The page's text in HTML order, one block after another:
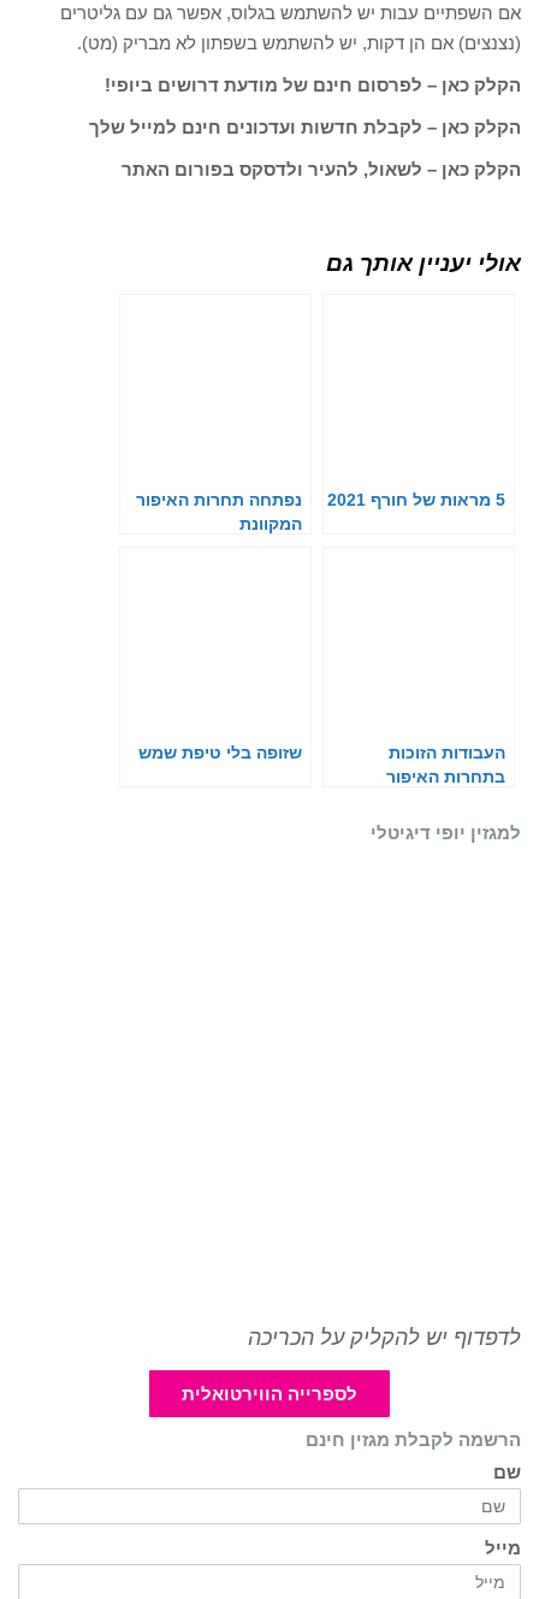
אם השפתיים עבות יש להשתמש בגלוס, אפשר גם עם גליטרים
(נצנצים) אם הן דקות, יש להשתמש בשפתון לא מבריק (מט).
הקלק כאן – לפרסום חינם של מודעת דרושים ביופי!
הקלק כאן – לקבלת חדשות ועדכונים חינם למייל שלך
הקלק כאן – לשאול, להעיר ולדסקס בפורום האתר
אולי יעניין אותך גם
5 מראות של חורף 2021
נפתחה תחרות האיפור
המקוונת
העבודות הזוכות
בתחרות האיפור
שזופה בלי טיפת שמש
למגזין יופי דיגיטלי
לדפדוף יש להקליק על הכריכה
לספרייה הווירטואלית
הרשמה לקבלת מגזין חינם
שם
מייל